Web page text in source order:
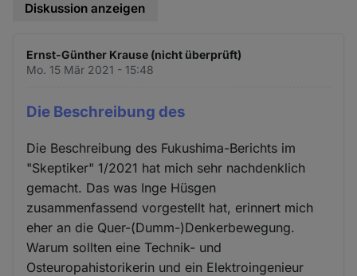
Diskussion anzeigen
Ernst-Günther Krause (nicht überprüft)
Mo. 15 Mär 2021 - 15:48
Die Beschreibung des
Die Beschreibung des Fukushima-Berichts im
"Skeptiker" 1/2021 hat mich sehr nachdenklich
gemacht. Das was Inge Hüsgen
zusammenfassend vorgestellt hat, erinnert mich
eher an die Quer-(Dumm-)Denkerbewegung.
Warum sollten eine Technik- und
Osteuropahistorikerin und ein Elektroingenieur